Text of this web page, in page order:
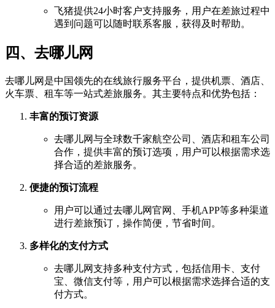
飞猪提供24小时客户支持服务，用户在差旅过程中
遇到问题可以随时联系客服，获得及时帮助。
四、去哪儿网
去哪儿网是中国领先的在线旅行服务平台，提供机票、酒店、
火车票、租车等一站式差旅服务。其主要特点和优势包括：
丰富的预订资源
去哪儿网与全球数千家航空公司、酒店和租车公司
合作，提供丰富的预订选项，用户可以根据需求选
择合适的差旅服务。
便捷的预订流程
用户可以通过去哪儿网官网、手机APP等多种渠道
进行差旅预订，操作简便，节省时间。
多样化的支付方式
去哪儿网支持多种支付方式，包括信用卡、支付
宝、微信支付等，用户可以根据需求选择合适的支
付方式。